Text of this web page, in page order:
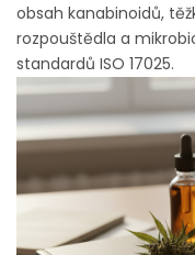
obsah kanabinoidů,
rozpouštědla a
standardů ISO 17025.